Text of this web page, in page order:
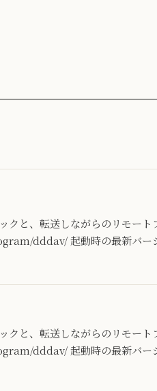
クと、転送しながらのリモート
dddav/ 起動時の最新バージ
クと、転送しながらのリモート
dddav/ 起動時の最新バージ